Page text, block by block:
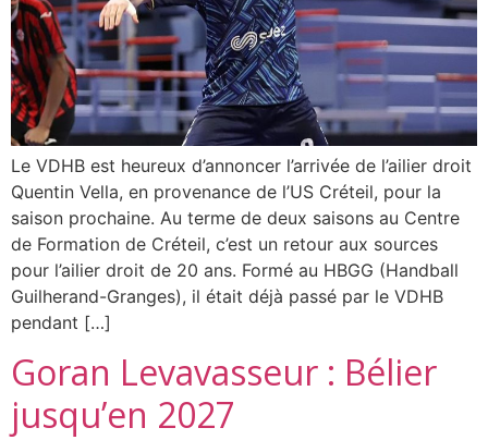
Le VDHB est heureux d’annoncer l’arrivée de l’ailier droit
Quentin Vella, en provenance de l’US Créteil, pour la
saison prochaine. Au terme de deux saisons au Centre
de Formation de Créteil, c’est un retour aux sources
pour l’ailier droit de 20 ans. Formé au HBGG (Handball
Guilherand-Granges), il était déjà passé par le VDHB
pendant […]
Goran Levavasseur : Bélier
jusqu’en 2027